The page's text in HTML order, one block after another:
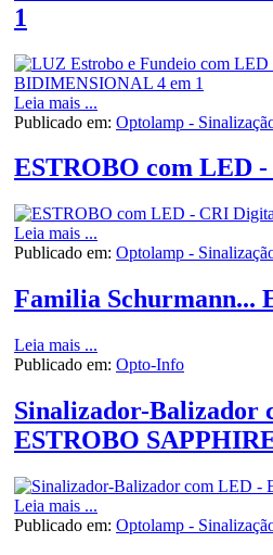
1
Leia mais ...
Publicado em: Optolamp -
ESTROBO com LED
Leia mais ...
Publicado em: Optolamp -
Familia Schurmann...
Leia mais ...
Publicado em: Opto-Info
Sinalizador-Balizador
ESTROBO
Leia mais ...
Publicado em: Optolamp -